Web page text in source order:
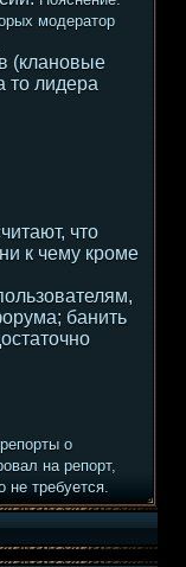
модератор
(клановые
то лидера
что
к чему кроме
банить
о
на репорт,
не требуется.